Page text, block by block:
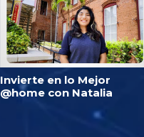
Invierte en lo Mejor
@home con Natalia